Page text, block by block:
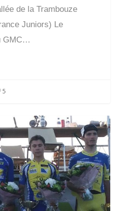
de la Trambouze
Juniors) Le
GMC…
5